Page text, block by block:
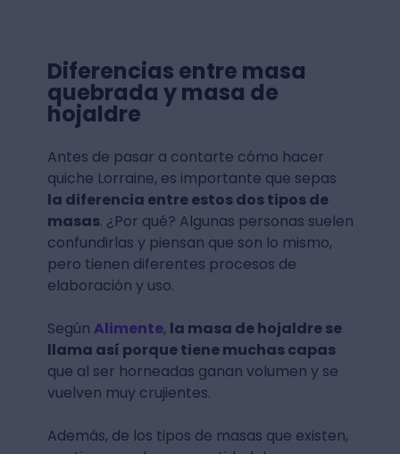
Diferencias entre masa
quebrada y masa de
hojaldre
Antes de pasar a contarte cómo hacer
quiche Lorraine, es importante que sepas
la diferencia entre estos dos tipos de
masas. ¿Por qué? Algunas personas suelen
confundirlas y piensan que son lo mismo,
pero tienen diferentes procesos de
elaboración y uso.
Según Alimente, la masa de hojaldre se
llama así porque tiene muchas capas
que al ser horneadas ganan volumen y se
vuelven muy crujientes.
Además, de los tipos de masas que existen,